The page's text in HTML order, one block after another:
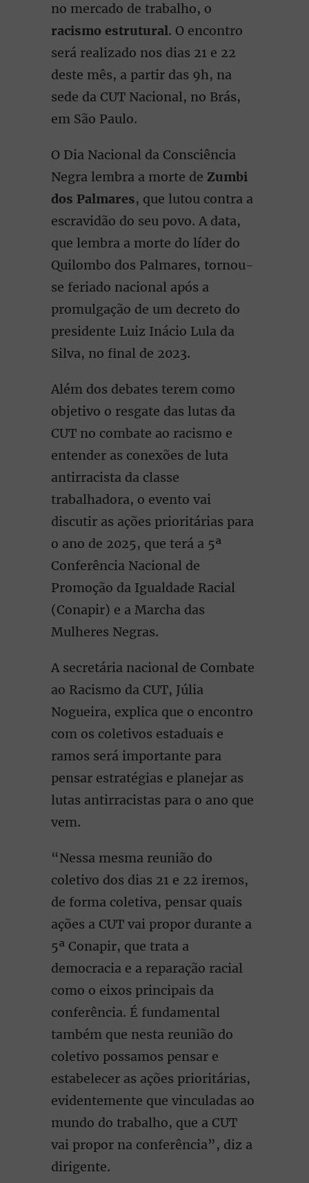
no mercado de trabalho, o
racismo estrutural. O encontro
será realizado nos dias 21 e 22
deste mês, a partir das 9h, na
sede da CUT Nacional, no Brás,
em São Paulo.
O Dia Nacional da Consciência
Negra lembra a morte de Zumbi
dos Palmares, que lutou contra a
escravidão do seu povo. A data,
que lembra a morte do líder do
Quilombo dos Palmares, tornou-
se feriado nacional após a
promulgação de um decreto do
presidente Luiz Inácio Lula da
Silva, no final de 2023.
Além dos debates terem como
objetivo o resgate das lutas da
CUT no combate ao racismo e
entender as conexões de luta
antirracista da classe
trabalhadora, o evento vai
discutir as ações prioritárias para
o ano de 2025, que terá a 5ª
Conferência Nacional de
Promoção da Igualdade Racial
(Conapir) e a Marcha das
Mulheres Negras.
A secretária nacional de Combate
ao Racismo da CUT, Júlia
Nogueira, explica que o encontro
com os coletivos estaduais e
ramos será importante para
pensar estratégias e planejar as
lutas antirracistas para o ano que
vem.
“Nessa mesma reunião do
coletivo dos dias 21 e 22 iremos,
de forma coletiva, pensar quais
ações a CUT vai propor durante a
5ª Conapir, que trata a
democracia e a reparação racial
como o eixos principais da
conferência. É fundamental
também que nesta reunião do
coletivo possamos pensar e
estabelecer as ações prioritárias,
evidentemente que vinculadas ao
mundo do trabalho, que a CUT
vai propor na conferência”, diz a
dirigente.